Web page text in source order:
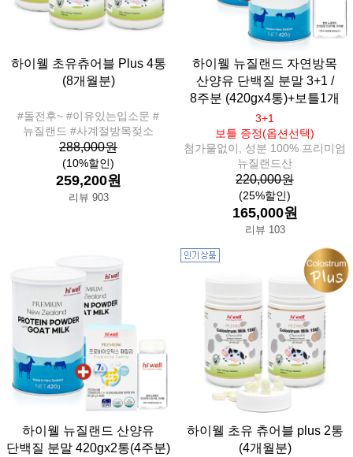
하이웰 초유츄어블 Plus 4통
(8개월분)
#돌전후~ #이유있는입소문 #
뉴질랜드 #사계절방목젖소
288,000원
(10%할인)
259,200원
리뷰 903
하이웰 뉴질랜드 자연방목
산양유 단백질 분말 3+1 /
8주분 (420gx4통)+보틀1개
3+1
보틀 증정(옵션선택)
첨가물없이, 성분 100% 프리미엄
뉴질랜드산
220,000원
(25%할인)
165,000원
리뷰 103
하이웰 뉴질랜드 산양유
단백질 분말 420gx2통(4주분)
하이웰 초유 츄어블 plus 2통
(4개월분)